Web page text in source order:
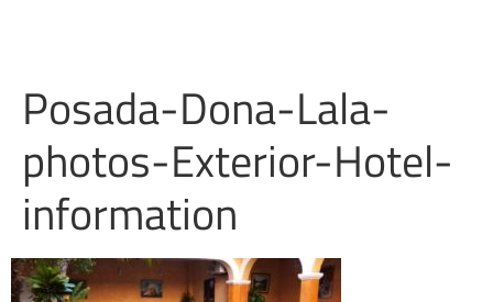
Posada-Dona-Lala-
photos-Exterior-Hotel-
information